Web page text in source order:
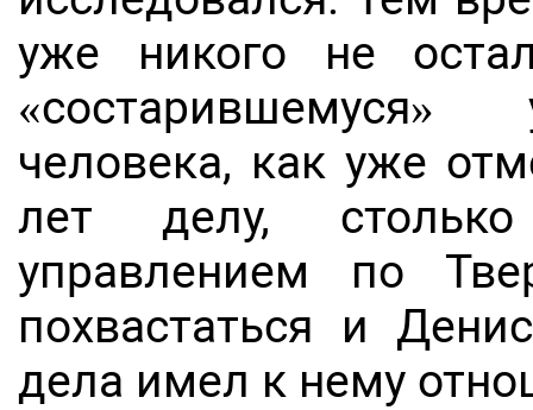
уже никого не
«состарившемуся»
человека, как уже
лет делу,
управлением по
похвастаться и
дела имел к нему